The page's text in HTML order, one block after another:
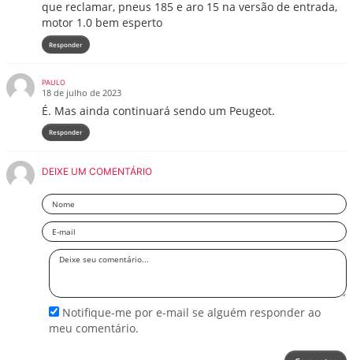
que reclamar, pneus 185 e aro 15 na versão de entrada,
motor 1.0 bem esperto
Responder
PAULO
18 de julho de 2023
É. Mas ainda continuará sendo um Peugeot.
Responder
DEIXE UM COMENTÁRIO
Nome
Email
Deixe
Notifique-me por e-mail se alguém responder ao
meu comentário.